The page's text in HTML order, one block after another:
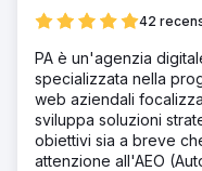
42
PA è un'agenzia
specializzata nella
web aziendali
sviluppa soluzioni
obiettivi sia a breve
attenzione all'AEO